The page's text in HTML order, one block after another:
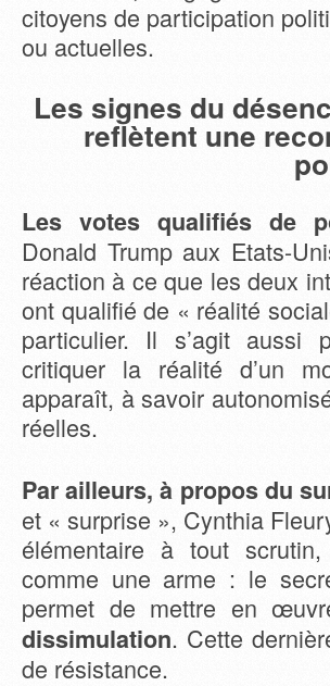
citoyens de participation
ou actuelles.
Les signes du
reflètent une
Les votes qualifiés de
Donald Trump aux Etats-
réaction à ce que les deux
ont qualifié de « réalité
particulier. Il s’agit aussi
critiquer la réalité d’un
apparaît, à savoir
réelles.
Par ailleurs, à propos du
et « surprise », Cynthia
élémentaire à tout
comme une arme : le
permet de mettre en
dissimulation. Cette
de résistance.